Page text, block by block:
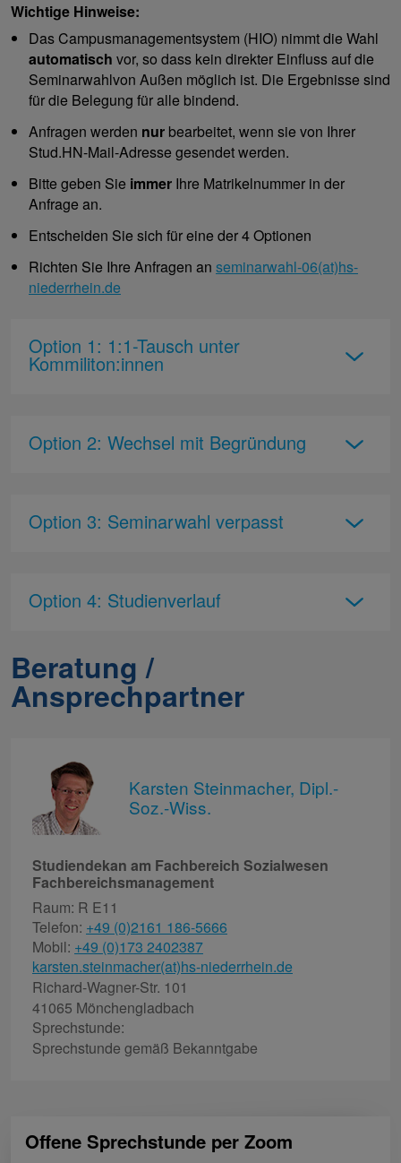
Wichtige Hinweise:
Das Campusmanagementsystem (HIO) nimmt die Wahl
automatisch vor, so dass kein direkter Einfluss auf die
Seminarwahlvon Außen möglich ist. Die Ergebnisse sind
für die Belegung für alle bindend.
Anfragen werden nur bearbeitet, wenn sie von Ihrer
Stud.HN-Mail-Adresse gesendet werden.
Bitte geben Sie immer Ihre Matrikelnummer in der
Anfrage an.
Entscheiden Sie sich für eine der 4 Optionen
Richten Sie Ihre Anfragen an seminarwahl-06(at)hs-
niederrhein.de
Option 1: 1:1-Tausch unter
Kommiliton:innen
Option 2: Wechsel mit Begründung
Option 3: Seminarwahl verpasst
Option 4: Studienverlauf
Beratung /
Ansprechpartner
Karsten Steinmacher, Dipl.-
Soz.-Wiss.
Studiendekan am Fachbereich Sozialwesen
Fachbereichsmanagement
Raum: R E11
Telefon: +49 (0)2161 186-5666
Mobil: +49 (0)173 2402387
karsten.steinmacher(at)hs-niederrhein.de
Richard-Wagner-Str. 101
41065 Mönchengladbach
Sprechstunde:
Sprechstunde gemäß Bekanntgabe
Offene Sprechstunde per Zoom